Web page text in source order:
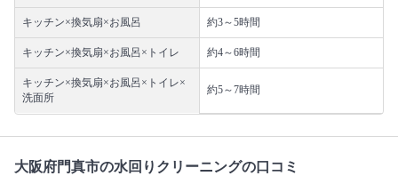
キッチン×換気扇×お風呂 約3～5時間
キッチン×換気扇×お風呂×トイレ 約4～6時間
キッチン×換気扇×お風呂×トイレ×
洗面所
約5～7時間
大阪府門真市の水回りクリーニングの口コミ